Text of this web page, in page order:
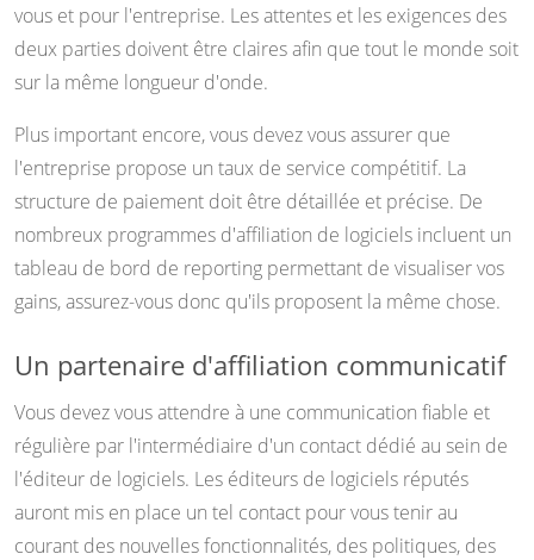
vous et pour l'entreprise. Les attentes et les exigences des
deux parties doivent être claires afin que tout le monde soit
sur la même longueur d'onde.
Plus important encore, vous devez vous assurer que
l'entreprise propose un taux de service compétitif. La
structure de paiement doit être détaillée et précise. De
nombreux programmes d'affiliation de logiciels incluent un
tableau de bord de reporting permettant de visualiser vos
gains, assurez-vous donc qu'ils proposent la même chose.
Un partenaire d'affiliation communicatif
Vous devez vous attendre à une communication fiable et
régulière par l'intermédiaire d'un contact dédié au sein de
l'éditeur de logiciels. Les éditeurs de logiciels réputés
auront mis en place un tel contact pour vous tenir au
courant des nouvelles fonctionnalités, des politiques, des